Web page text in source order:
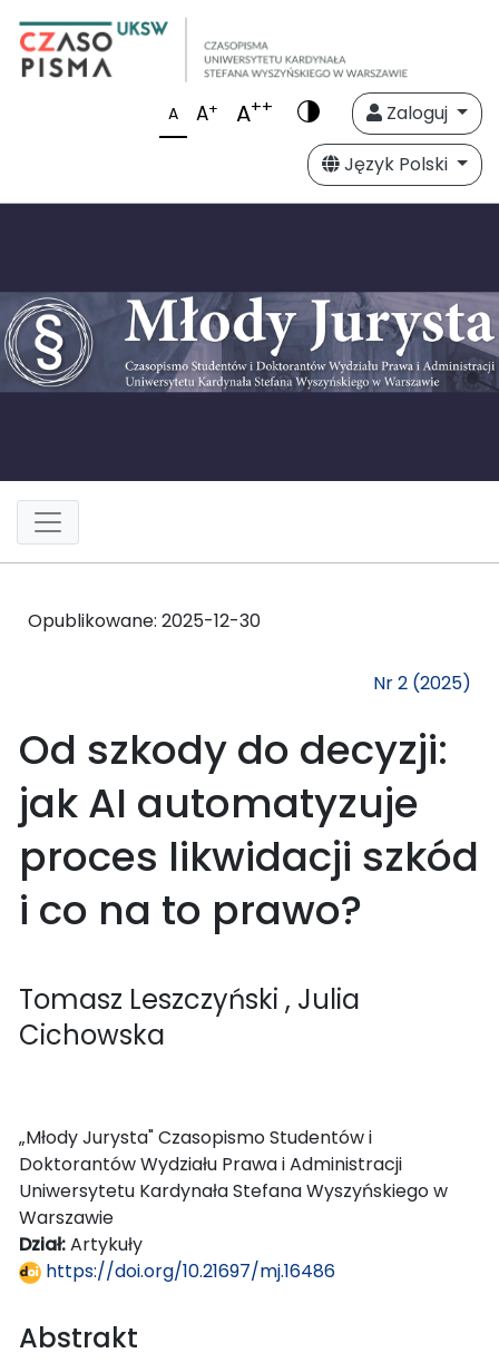
A A+ A++
Zaloguj
Język Polski
Opublikowane: 2025-12-30
Nr 2 (2025)
Od szkody do decyzji:
jak AI automatyzuje
proces likwidacji szkód
i co na to prawo?
Tomasz Leszczyński , Julia
Cichowska
„Młody Jurysta" Czasopismo Studentów i
Doktorantów Wydziału Prawa i Administracji
Uniwersytetu Kardynała Stefana Wyszyńskiego w
Warszawie
Dział:Artykuły
https://doi.org/10.21697/mj.16486
Abstrakt